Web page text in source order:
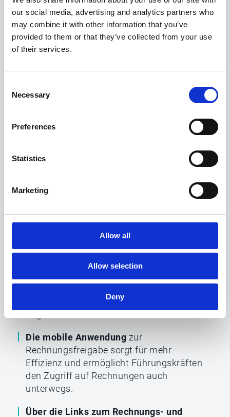
our social media, advertising and analytics partners who
may combine it with other information that you’ve
provided to them or that they’ve collected from your use
of their services.
Selection
Necessary
Preferences
Statistics
Marketing
Allow all
Allow selection
Deny
die Kreditorenbuchhaltung.
Das Fehlermanagement bei der
Dokumentenübermittlung
Bestellungen an das Oracle ERP-System
die entsprechenden Informationen dem
gestellt werden.
Für Workflows der Kreditorenbuchhaltung
außerhalb des Oracle-ERP-Systems
Geschäftskontinuität, einen 24/7-Zugriff,
die Möglichkeit der Genehmigung durch
Nicht-Oracle-ERP-User, einfachere
Die schnelle Implementierung der Lösung
Lösungen und Oracle innerhalb weniger
Die mobile Anwendung zur
Rechnungsfreigabe sorgt für mehr
Effizienz und ermöglicht Führungskräften
den Zugriff auf Rechnungen auch
unterwegs.
Über die Links zum Rechnungs- und